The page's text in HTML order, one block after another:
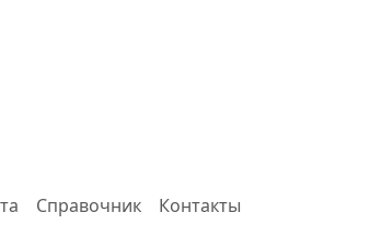
Справочник
Контакты